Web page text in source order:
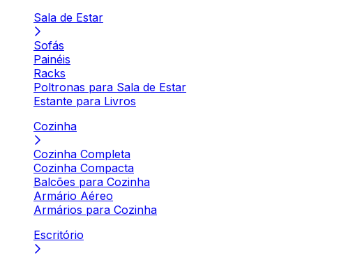
Sala de Estar
Sofás
Painéis
Racks
Poltronas para Sala de Estar
Estante para Livros
Cozinha
Cozinha Completa
Cozinha Compacta
Balcões para Cozinha
Armário Aéreo
Armários para Cozinha
Escritório